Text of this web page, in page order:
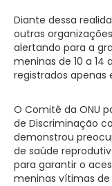
Diante dessa
outras
alertando para a
meninas de 10 a 14
registrados apenas
O Comitê da ONU
de Discriminação
demonstrou
de saúde
para garantir o
meninas vítimas de